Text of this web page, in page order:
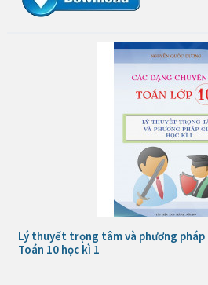
Lý thuyết trọng tâm và phương pháp
Toán 10 học kì 1